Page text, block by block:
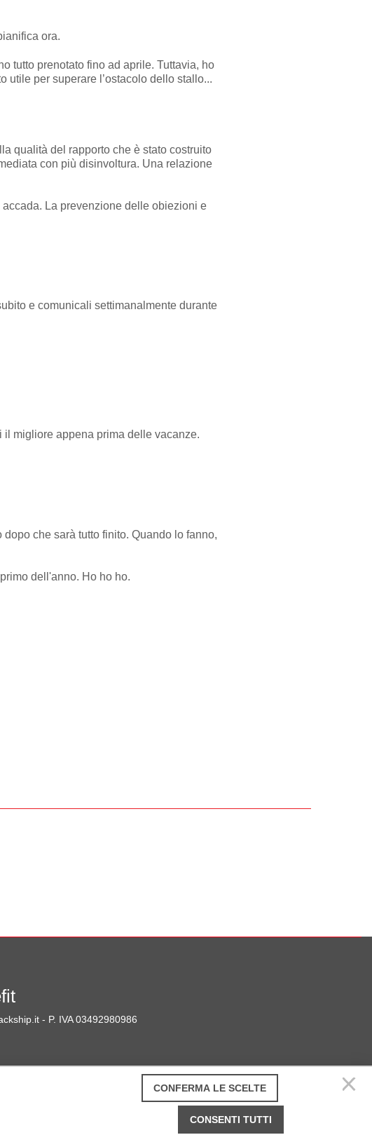
ora.
tutto prenotato fino ad aprile. Tuttavia, ho
utile per superare l’ostacolo dello stallo...
qualità del rapporto che è stato costruito
con più disinvoltura. Una relazione
La prevenzione delle obiezioni e
e comunicali settimanalmente durante
migliore appena prima delle vacanze.
che sarà tutto finito. Quando lo fanno,
dell'anno. Ho ho ho.
- P. IVA 03492980986
CONFERMA LE SCELTE
CONSENTI TUTTI